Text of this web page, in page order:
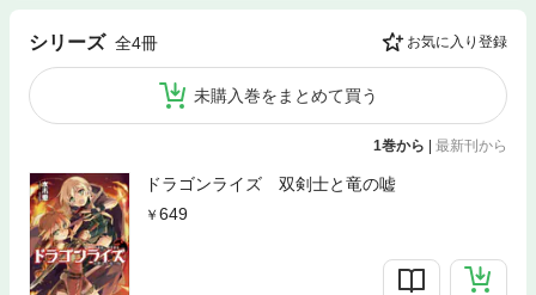
シリーズ 全4冊 お気に入り登録
未購入巻をまとめて買う
1巻から 最新刊から
ドラゴンライズ 双剣士と竜の嘘
649